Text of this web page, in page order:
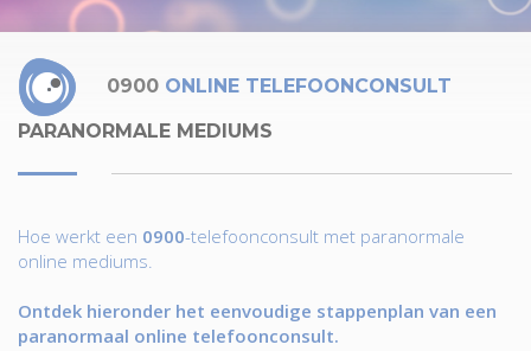
0900 ONLINE TELEFOONCONSULT
PARANORMALE MEDIUMS
Hoe werkt een 0900-telefoonconsult met paranormale
online mediums.
Ontdek hieronder het eenvoudige stappenplan van een
paranormaal online telefoonconsult.